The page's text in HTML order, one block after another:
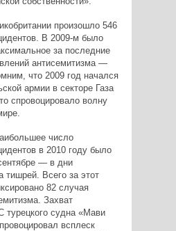
произошло 546
В 2009-м было
за последние
антисемитизма —
что 2009 год начался
армии в секторе Газа
спровоцировало волну
число
в 2010 году было
— в дни
тишрей. Всего за этот
82 случая
Захват
турецкого судна «Мави
всплеск